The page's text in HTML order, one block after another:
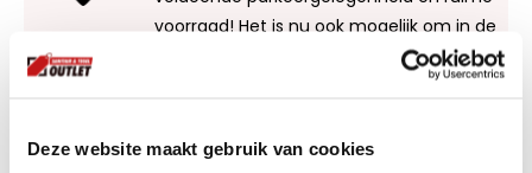
Deze website maakt gebruik van cookies
voorraad! Het is nu ook mogelijk om in de
winkel te kijken via Street View!